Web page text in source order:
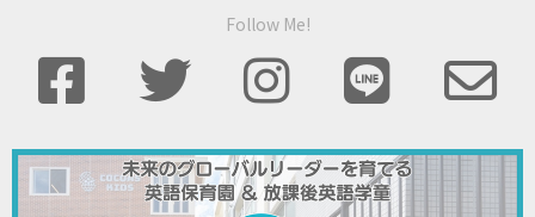
Follow Me!